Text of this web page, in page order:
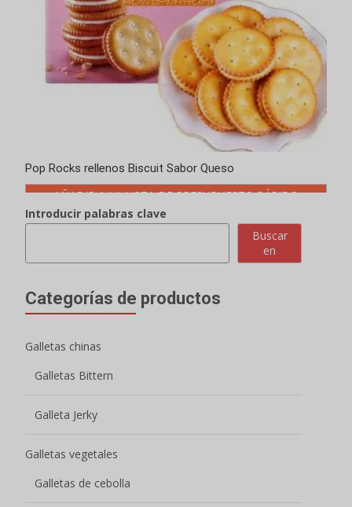
Pop Rocks rellenos Biscuit Sabor Queso
AÑADIR A LA LISTA DE PRESUPUESTO RÁPIDO
Introducir palabras clave
Buscar
en
Categorías de productos
Galletas chinas
Galletas Bittern
Galleta Jerky
Galletas vegetales
Galletas de cebolla